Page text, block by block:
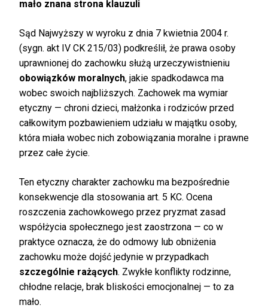
mało znana strona klauzuli
Sąd Najwyższy w wyroku z dnia 7 kwietnia 2004 r.
(sygn. akt IV CK 215/03) podkreślił, że prawa osoby
uprawnionej do zachowku służą urzeczywistnieniu
obowiązków moralnych, jakie spadkodawca ma
wobec swoich najbliższych. Zachowek ma wymiar
etyczny — chroni dzieci, małżonka i rodziców przed
całkowitym pozbawieniem udziału w majątku osoby,
która miała wobec nich zobowiązania moralne i prawne
przez całe życie.
Ten etyczny charakter zachowku ma bezpośrednie
konsekwencje dla stosowania art. 5 KC. Ocena
roszczenia zachowkowego przez pryzmat zasad
współżycia społecznego jest zaostrzona — co w
praktyce oznacza, że do odmowy lub obniżenia
zachowku może dojść jedynie w przypadkach
szczególnie rażących. Zwykłe konflikty rodzinne,
chłodne relacje, brak bliskości emocjonalnej — to za
mało.